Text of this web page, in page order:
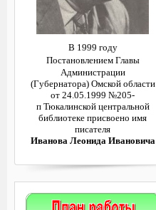
В 1999 году
Постановлением Главы
Администрации
(Губернатора) Омской области
от 24.05.1999 №205-
п Тюкалинской центральной
библиотеке присвоено имя
писателя
Иванова Леонида Ивановича